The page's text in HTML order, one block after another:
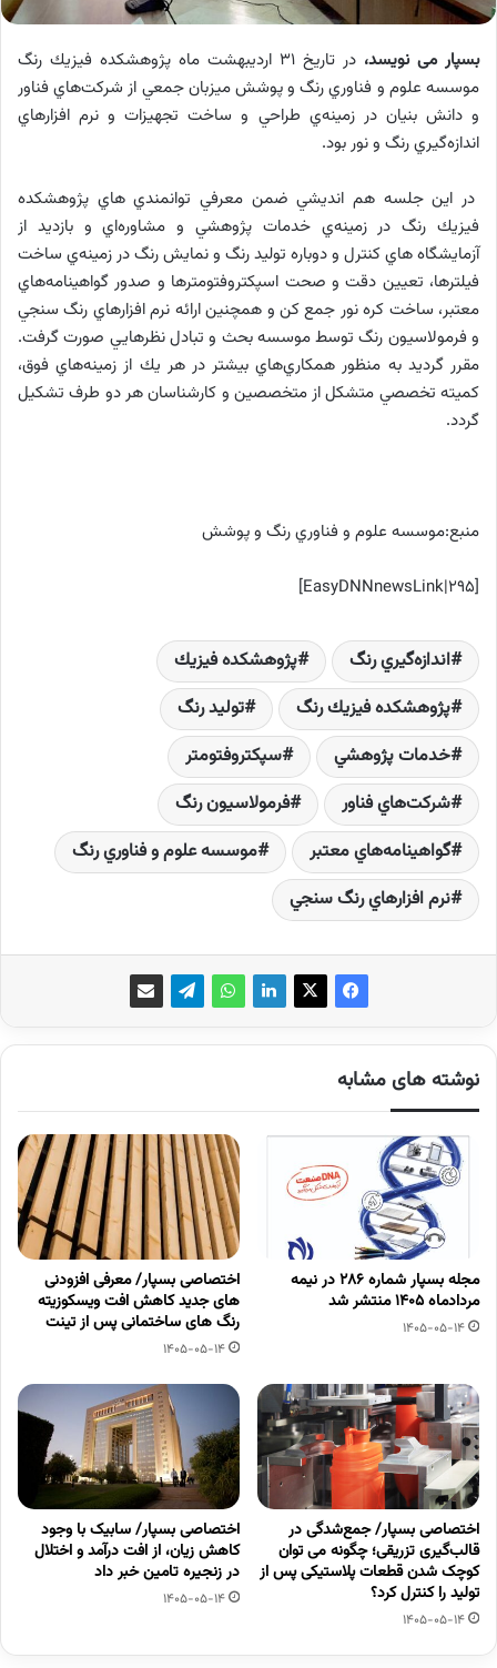
بسپار می نویسد،
در تاريخ 31 ارديبهشت ماه پژوهشكده فيزيك رنگ
موسسه علوم و فناوري رنگ و پوشش ميزبان جمعي از شركت‌هاي فناور
و دانش بنيان در زمينه‌ي طراحي و ساخت تجهيزات و نرم افزارهاي
اندازه‌گيري رنگ و نور بود.
در اين جلسه هم انديشي ضمن معرفي توانمندي هاي پژوهشكده
فيزيك رنگ در زمينه‌ي ‌خدمات پژوهشي و مشاوره‌اي و بازديد از
آزمايشگاه هاي كنترل و دوباره توليد رنگ و نمايش رنگ در زمينه‌ي ساخت
فيلترها، تعيين دقت و صحت اسپكتروفتومترها و صدور گواهينامه‌هاي
معتبر، ساخت كره نور جمع كن و همچنين ارائه نرم افزارهاي رنگ سنجي
و فرمولاسيون رنگ توسط موسسه بحث و تبادل نظرهايي صورت گرفت.
مقرر گرديد به منظور همكاري‌هاي بيشتر در هر يك از زمينه‌هاي فوق،
كميته تخصصي متشكل از متخصصين و كارشناسان هر دو طرف تشكيل
گردد.
منبع:موسسه علوم و فناوري رنگ و پوشش
[EasyDNNnewsLink|295]
اندازه‌گيري رنگ
پژوهشكده فيزيك
پژوهشكده فيزيك رنگ
توليد رنگ
خدمات پژوهشي
سپكتروفتومتر
شركت‌هاي فناور
فرمولاسيون رنگ
گواهينامه‌هاي معتبر
موسسه علوم و فناوري رنگ
نرم افزارهاي رنگ سنجي
نوشته های مشابه
مجله بسپار شماره 286 در نیمه
مردادماه 1405 منتشر شد
1405-05-14
اختصاصی بسپار/ معرفی افزودنی
های جدید کاهش افت ویسکوزیته
رنگ های ساختمانی پس از تینت
1405-05-14
اختصاصی بسپار/ جمع‌شدگی در
قالب‌گیری تزریقی؛ چگونه می توان
کوچک شدن قطعات پلاستیکی پس از
تولید را کنترل کرد؟
1405-05-14
اختصاصی بسپار/ سابیک با وجود
کاهش زیان، از افت درآمد و اختلال
در زنجیره تامین خبر داد
1405-05-14